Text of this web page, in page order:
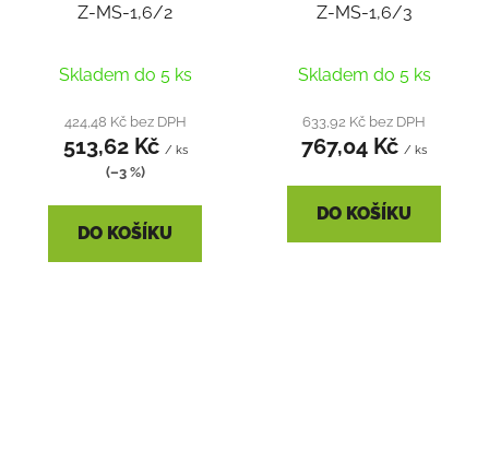
Z-MS-1,6/2
Skladem do 5 ks
424,48 Kč bez DPH
513,62 Kč / ks
(–3 %)
DO KOŠÍKU
Z-MS-1,6/3
Skladem do 5 ks
633,92 Kč bez DPH
767,04 Kč / ks
DO KOŠÍKU